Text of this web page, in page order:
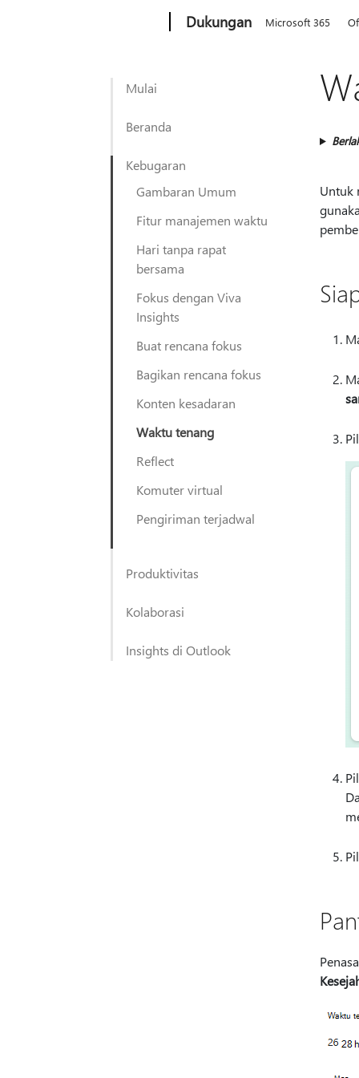
Dukungan Microsoft 365
Mulai
Beranda
Kebugaran
Gambaran Umum
Fitur manajemen waktu
Hari tanpa rapat
bersama
Fokus dengan Viva
Insights
Buat rencana fokus
Bagikan rencana fokus
Konten kesadaran
Waktu tenang
Reflect
Komuter virtual
Pengiriman terjadwal
Produktivitas
Kolaborasi
Insights di Outlook
Untuk